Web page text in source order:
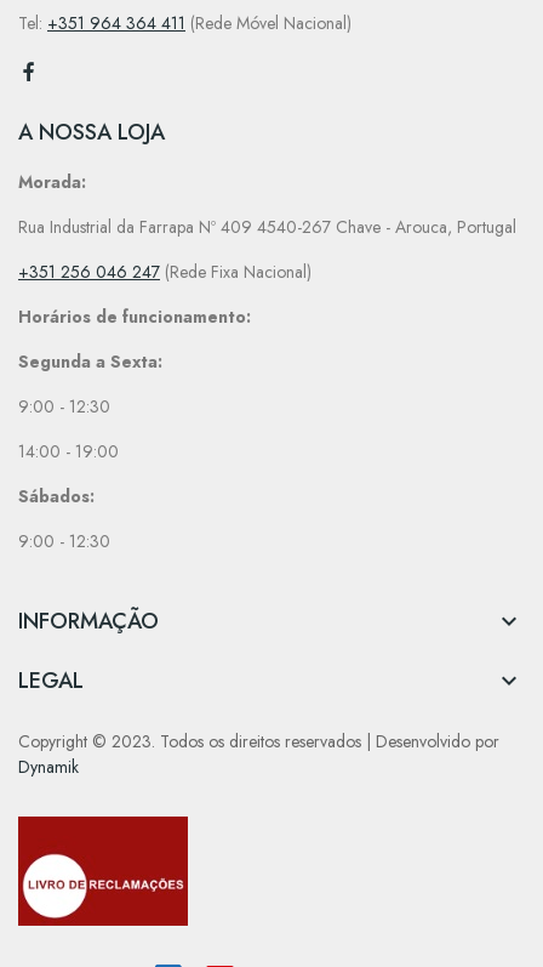
Tel: +351 964 364 411 (Rede Móvel Nacional)
A NOSSA LOJA
Morada:
Rua Industrial da Farrapa Nº 409 4540-267 Chave - Arouca, Portugal
+351 256 046 247 (Rede Fixa Nacional)
Horários de funcionamento:
Segunda a Sexta:
9:00 - 12:30
14:00 - 19:00
Sábados:
9:00 - 12:30
INFORMAÇÃO 
LEGAL 
Copyright © 2023. Todos os direitos reservados | Desenvolvido por
Dynamik